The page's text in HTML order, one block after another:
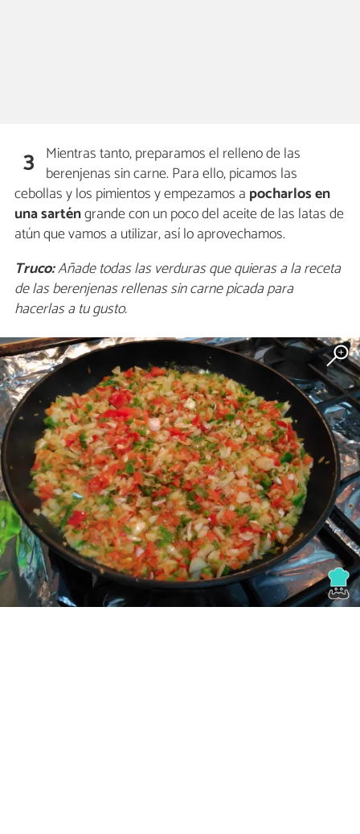
3 Mientras tanto, preparamos el relleno de las
berenjenas sin carne. Para ello, picamos las
cebollas y los pimientos y empezamos a pocharlos en
una sarténgrande con un poco del aceite de las latas de
atún que vamos a utilizar, así lo aprovechamos.
Truco:Añade todas las verduras que quieras a la receta
de las berenjenas rellenas sin carne picada para
hacerlas a tu gusto.